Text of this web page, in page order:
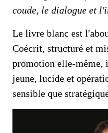
coude, le dialogue et
Le livre blanc est
Coécrit, structuré et
promotion elle-même,
jeune, lucide et
sensible que